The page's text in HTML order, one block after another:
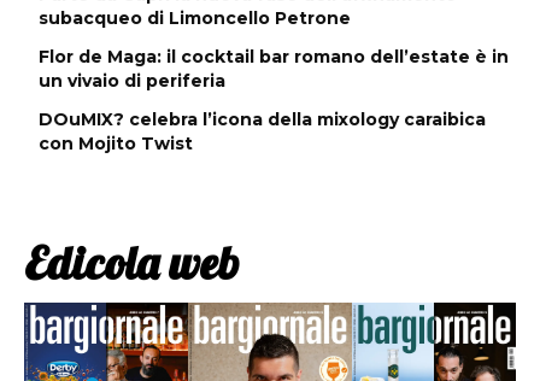
subacqueo di Limoncello Petrone
Flor de Maga: il cocktail bar romano dell’estate è in
un vivaio di periferia
DOuMIX? celebra l’icona della mixology caraibica
con Mojito Twist
Edicola web